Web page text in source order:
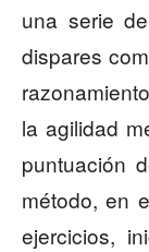
una serie
dispares
la agilidad
puntuación
método, en
ejercicios,